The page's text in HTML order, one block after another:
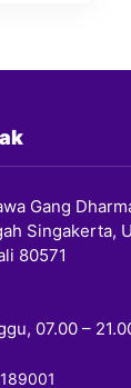
Gang
Singakerta,
80571
07.00 –